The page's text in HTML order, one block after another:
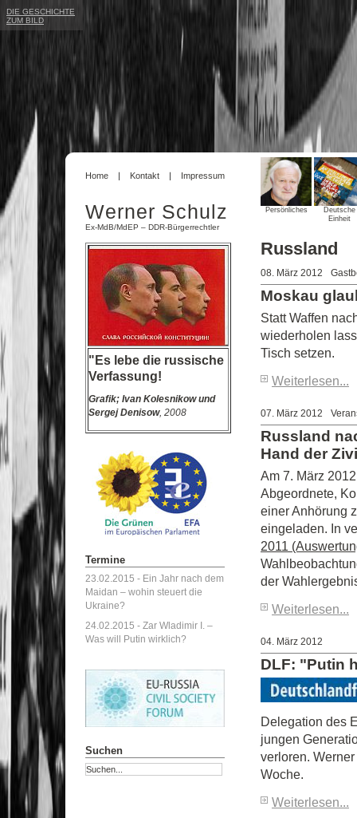
Russland
08. März 2012
Moskau
Statt Waffen
wiederholen
Tisch setzen.
Weiterlesen...
07. März 2012
Russland
Hand der
Am 7. März
Abgeordnete,
einer Anhörung
eingeladen. In
2011
der
Weiterlesen...
04. März 2012
DLF: "Putin
Delegation des
jungen
verloren.
Woche.
Weiterlesen...
Home Kontakt Impressum
Werner Schulz
Ex-MdB/MdEP – DDR-Bürgerrechtler
"Es lebe die russische
Verfassung!
Grafik; Ivan Kolesnikow und
Sergej Denisow, 2008
Termine
23.02.2015 - Ein Jahr nach dem
Maidan – wohin steuert die
Ukraine?
24.02.2015 - Zar Wladimir I. –
Was will Putin wirklich?
Suchen
Persönliches
Deutsche
Einheit
DIE GESCHICHTE
ZUM BILD